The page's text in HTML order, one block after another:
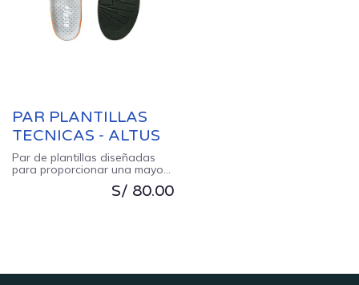
PAR PLANTILLAS
TECNICAS - ALTUS
Par de plantillas diseñadas
para proporcionar una mayor
comodidad en la práctica de
actividades deportivas.
S/ 80.00